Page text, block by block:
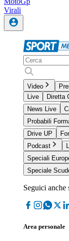
Virali
Video
Live
Diretta
News Live
Probabili
Drive UP
Podcast
Speciali
Speciale
Seguici anche
Area personale